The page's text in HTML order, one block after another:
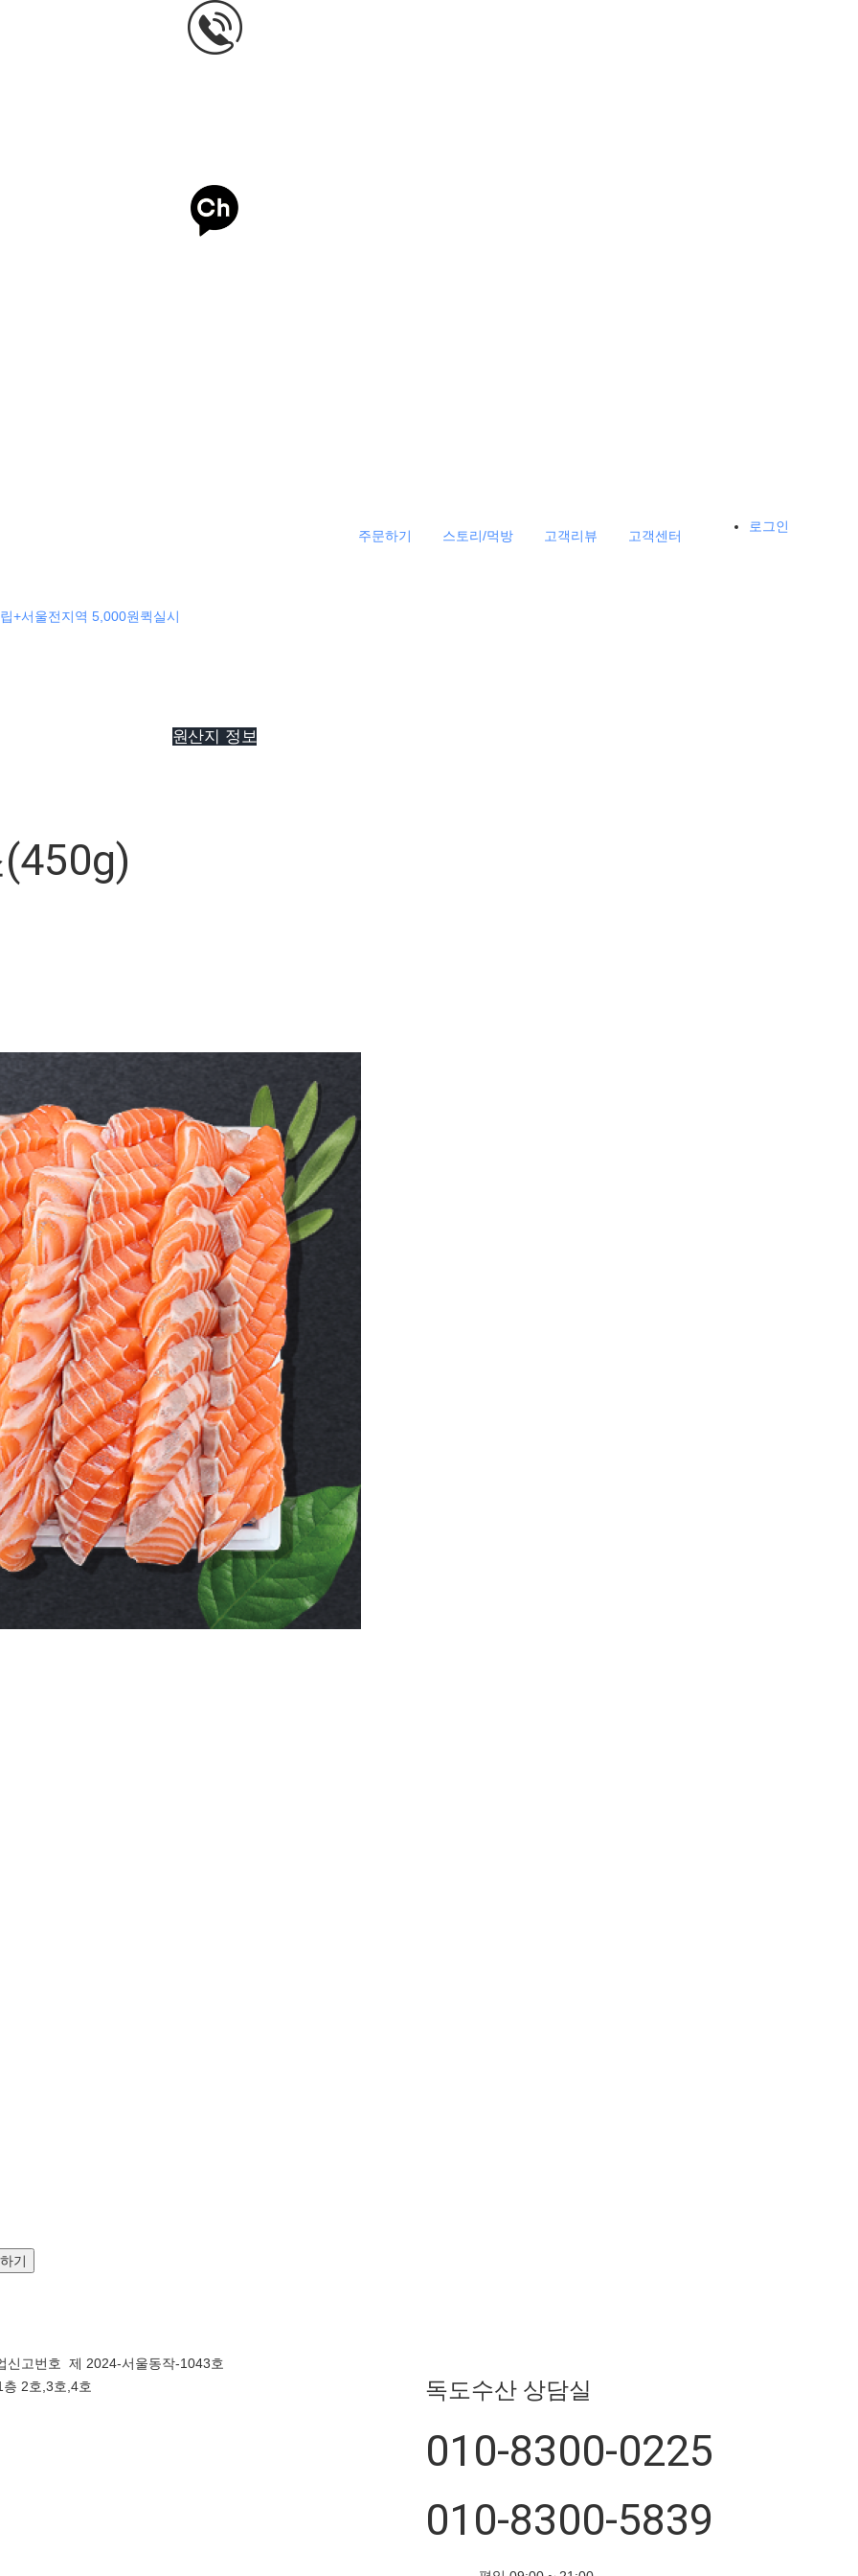
로그인
주문하기 스토리/먹방 고객리뷰 고객센터
+서울전지역 5,000원퀵실시
원산지 정보
기
신고번호 제 2024-서울동작-1043호
2호,3호,4호
독도수산 상담실
010-8300-0225
010-8300-5839